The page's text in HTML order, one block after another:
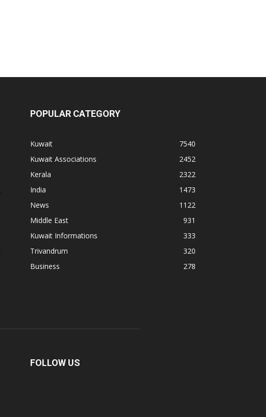
POPULAR CATEGORY
Kuwait
7540
Kuwait Associations
2452
Kerala
2322
India
1473
News
1122
Middle East
931
Kuwait Informations
333
Trivandrum
320
Business
278
FOLLOW US